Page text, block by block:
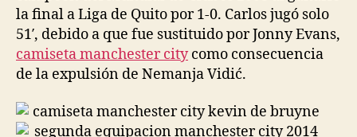
la final a Liga de Quito por 1-0. Carlos jugó solo
51′, debido a que fue sustituido por Jonny Evans,
camiseta manchester citycomo consecuencia
de la expulsión de Nemanja Vidić.